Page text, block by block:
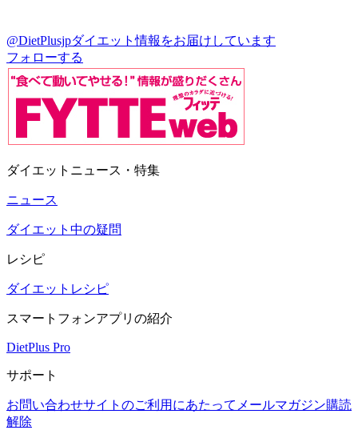
@DietPlusjpダイエット情報をお届けしています
フォローする
ダイエットニュース・特集
ニュース
ダイエット中の疑問
レシピ
ダイエットレシピ
スマートフォンアプリの紹介
DietPlus Pro
サポート
お問い合わせサイトのご利用にあたって メールマガジン購読
解除